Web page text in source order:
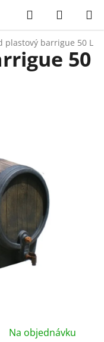
Hľadať
KOŠÍK
plastový barrigue 50 L
Na objednávku
50